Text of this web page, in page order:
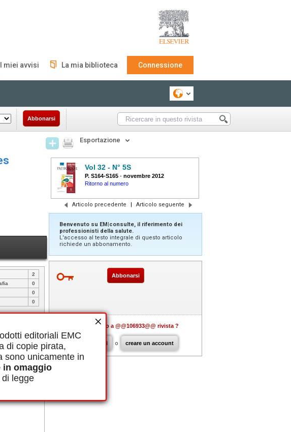
editoriali EMC
di copie pirata,
sono unicamente in
in omaggio
legge
I miei avvisi La mia biblioteca Connessione
Abbonarsi
2
0
0
0
Esportazione
Vol 32 - N° 5S
P. S164-S165 - novembre 2012
Ritorno al numero
Articolo precedente | Articolo seguente
Benvenuto su EM|consulte, il riferimento dei
professionisti della salute.
L'accesso al testo integrale di questo articolo
richiede un abbonamento.
Abbonarsi
Già abbonato a @@106933@@ rivista ?
connettersi o creare un account